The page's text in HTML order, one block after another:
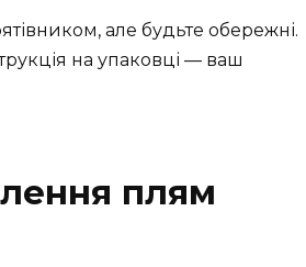
але будьте обережні.
на упаковці — ваш
плям